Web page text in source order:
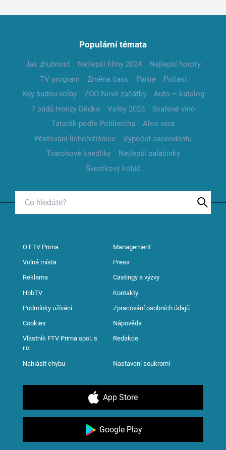
Populární témata
Jak zhubnout Nejlepší filmy 2024
Nejlepší horory
TV program
Změna času Partie
Počasí
Kdy budou volby
ZOO Nové začátky
Auto – katalog
7 pádů Honzy Dědka
Volby 2025
Svařené víno
Tatarák podle Pohlreicha
Aloe vera
Pěstování lichořeřišnice
Výpočet ascendentu
Tvarohové knedlíky
Nejlepší palačinky
Švestkový koláč
O FTV Prima Management
Volná místa Press
Reklama Castingy a výzvy
HbbTV Kontakty
Podmínky užívání Zpracování osobních údajů
Cookies Nápověda
Vlastník FTV Prima spol. s
r.o.
Redakce
Nahlásit chybu Nastavení soukromí
App Store
Google Play